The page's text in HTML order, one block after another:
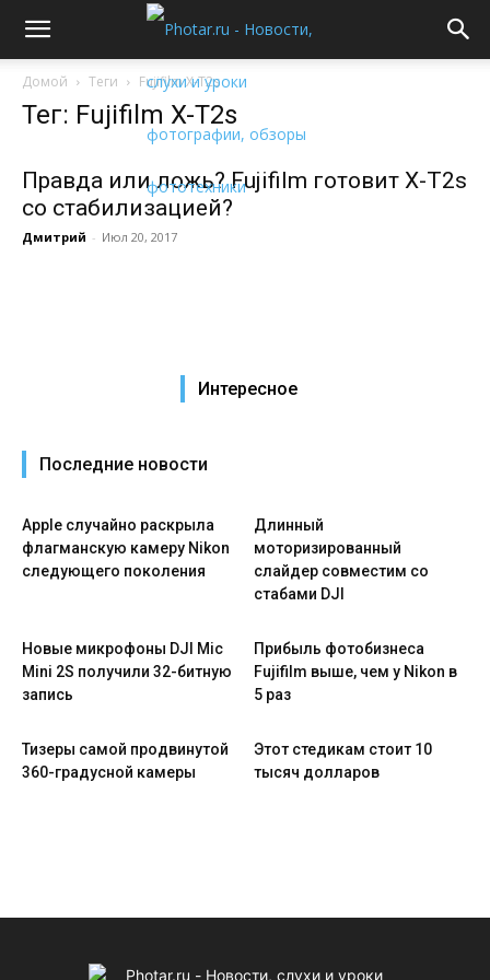
Домой Теги Fujifilm X-T2s
Тег: Fujifilm X-T2s
Правда или ложь? Fujifilm готовит X-T2s
со стабилизацией?
Дмитрий - Июл 20, 2017
Интересное
Последние новости
Apple случайно раскрыла
флагманскую камеру Nikon
следующего поколения
Длинный
моторизированный
слайдер совместим со
стабами DJI
Новые микрофоны DJI Mic
Mini 2S получили 32-битную
запись
Прибыль фотобизнеса
Fujifilm выше, чем у Nikon в
5 раз
Тизеры самой продвинутой
360-градусной камеры
Этот стедикам стоит 10
тысяч долларов